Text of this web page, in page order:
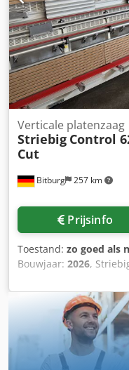
Bitburg 257 km
Verticale platenzaag
Striebig Control
Cut
Prijsinfo
Toestand: zo goed als
Bouwjaar: 2026,
Ehnyepfx Adwekr
2100 x D: 80 mm
1200 kg Zaagdiepte
(7,5 pk) Zaagblad
mm Emissie-
Zaagbladtoerental
140 mm